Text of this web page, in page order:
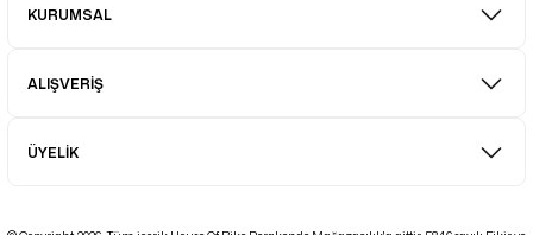
KURUMSAL
ALIŞVERİŞ
ÜYELİK